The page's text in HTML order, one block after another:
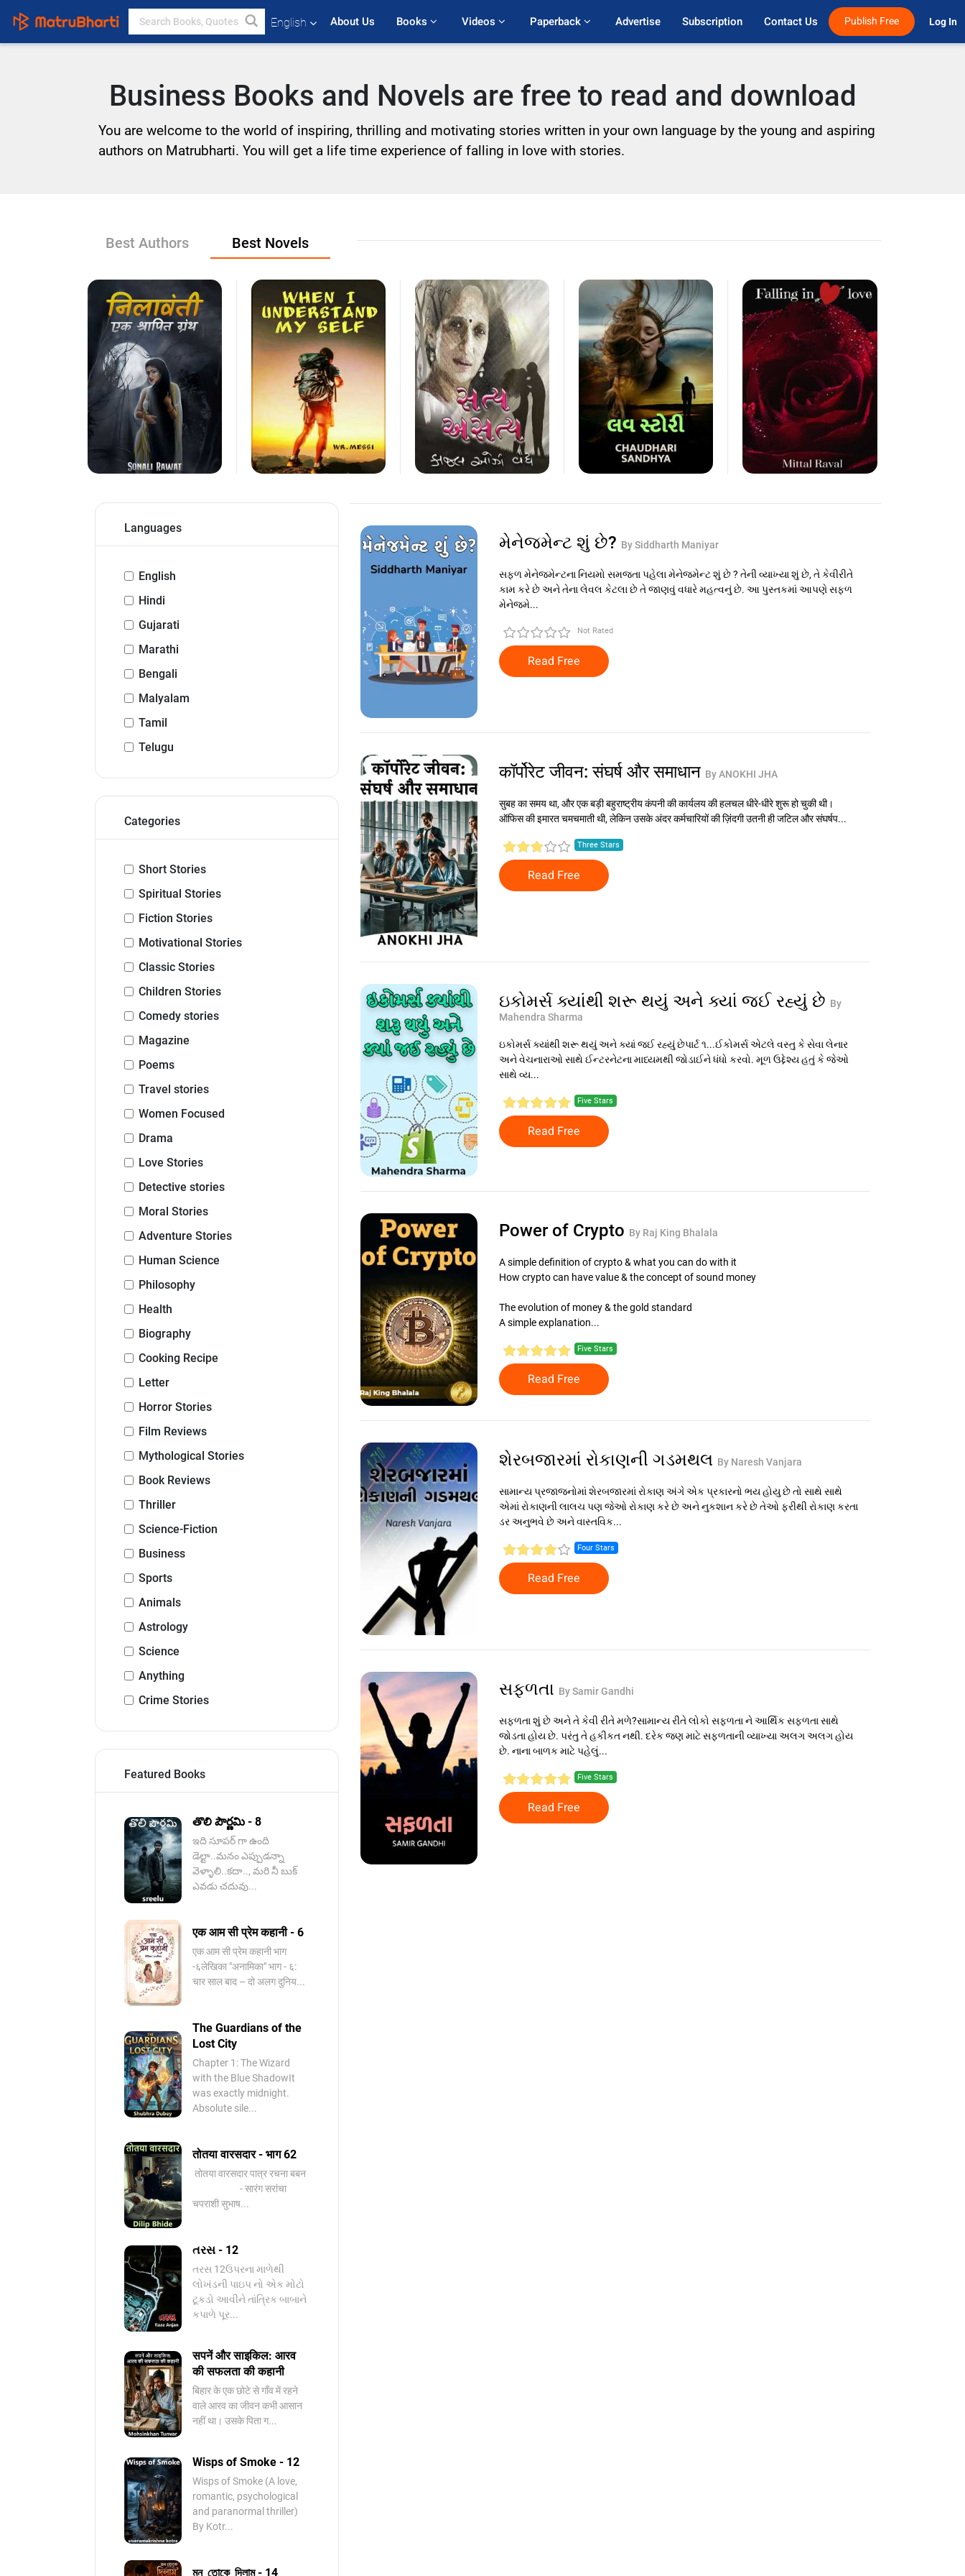
English About Us Books Videos Paperback Advertise Subscription Contact Us Publish Free Log In
Business Books and Novels are free to read and download
You are welcome to the world of inspiring, thrilling and motivating stories written in your own language by the young and aspiring
authors on Matrubharti. You will get a life time experience of falling in love with stories.
Best Authors Best Novels
Languages
English
Hindi
Gujarati
Marathi
Bengali
Malyalam
Tamil
Telugu
Categories
Short Stories
Spiritual Stories
Fiction Stories
Motivational Stories
Classic Stories
Children Stories
Comedy stories
Magazine
Poems
Travel stories
Women Focused
Drama
Love Stories
Detective stories
Moral Stories
Adventure Stories
Human Science
Philosophy
Health
Biography
Cooking Recipe
Letter
Horror Stories
Film Reviews
Mythological Stories
Book Reviews
Thriller
Science-Fiction
Business
Sports
Animals
Astrology
Science
Anything
Crime Stories
Featured Books
తొలి పౌర్ణమి - 8
ఇది సూపర్ గా ఉంది
డెల్టా..మనం ఎప్పుడన్నా
వెళ్ళాలి..కదా.., మరి నీ బుక్
ఎవడు చదువు...
एक आम सी प्रेम कहानी - 6
​एक आम सी प्रेम कहानी भाग
-६लेखिका "अनामिका" भाग - ६:
चार साल बाद – दो अलग दुनिय...
The Guardians of the
Lost City
Chapter 1: The Wizard
with the Blue ShadowIt
was exactly midnight.
Absolute sile...
तोतया वारसदार - भाग 62
तोतया वारसदार पात्र रचना बबन
- सारंग सरांचा
चपराशी सुभाष...
તરસ - 12
તરસ 12ઉપરના માળેથી
લોખંડની પાઇપ નો એક મોટો
ટૂકડો આવીને તાંત્રિક બાબાને
કપાળે પૂર...
सपनें और साइकिल: आरव
की सफलता की कहानी
बिहार के एक छोटे से गाँव में रहने
वाले आरव का जीवन कभी आसान
नहीं था। उसके पिता ग...
Wisps of Smoke - 12
Wisps of Smoke (A love,
romantic, psychological
and paranormal thriller)
By Kotr...
মন_তোকে_দিলাম - 14
મેનેજમેન્ટ શું છે? By Siddharth Maniyar
સફળ મેનેજમેન્ટના નિયમો સમજતા પહેલા મેનેજમેન્ટ શું છે ? તેની વ્યાખ્યા શું છે, તે કેવીરીતે
કામ કરે છે અને તેના લેવલ કેટલા છે તે જાણવું વધારે મહત્વનું છે. આ પુસ્તકમાં આપણે સફળ
મેનેજમે...
Not Rated
Read Free
कॉर्पोरेट जीवन: संघर्ष और समाधान By ANOKHI JHA
सुबह का समय था, और एक बड़ी बहुराष्ट्रीय कंपनी की कार्यलय की हलचल धीरे-धीरे शुरू हो चुकी थी।
ऑफिस की इमारत चमचमाती थी, लेकिन उसके अंदर कर्मचारियों की ज़िंदगी उतनी ही जटिल और संघर्षप...
Three Stars
Read Free
ઇકોમર્સ ક્યાંથી શરૂ થયું અને ક્યાં જઈ રહ્યું છે By
Mahendra Sharma
ઇકોમર્સ ક્યાંથી શરૂ થયું અને ક્યાં જઈ રહ્યું છેપાર્ટ ૧...ઈકોમર્સ એટલે વસ્તુ કે સેવા લેનાર
અને વેચનારાઓ સાથે ઈન્ટરનેટના માધ્યમથી જોડાઈને ધંધો કરવો. મૂળ ઉદ્દેશ્ય હતું કે જેઓ
સાથે વ્ય...
Five Stars
Read Free
Power of Crypto By Raj King Bhalala
A simple definition of crypto & what you can do with it
How crypto can have value & the concept of sound money
The evolution of money & the gold standard
A simple explanation...
Five Stars
Read Free
શેરબજારમાં રોકાણની ગડમથલ By Naresh Vanjara
સામાન્ય પ્રજાજનોમાં શેરબજારમાં રોકાણ અંગે એક પ્રકારનો ભય હોયુ છે તો સાથે સાથે
એમાં રોકાણની લાલચ પણ જેઓ રોકાણ કરે છે અને નુકશાન કરે છે તેઓ ફરીથી રોકાણ કરતા
ડર અનુભવે છે અને વાસ્તવિક...
Four Stars
Read Free
સફળતા By Samir Gandhi
સફળતા શું છે અને તે કેવી રીતે મળે?સામાન્ય રીતે લોકો સફળતા ને આર્થિક સફળતા સાથે
જોડતા હોય છે. પરંતુ તે હકીકત નથી. દરેક જણ માટે સફળતાની વ્યાખ્યા અલગ અલગ હોય
છે. નાના બાળક માટે પહેલું...
Five Stars
Read Free